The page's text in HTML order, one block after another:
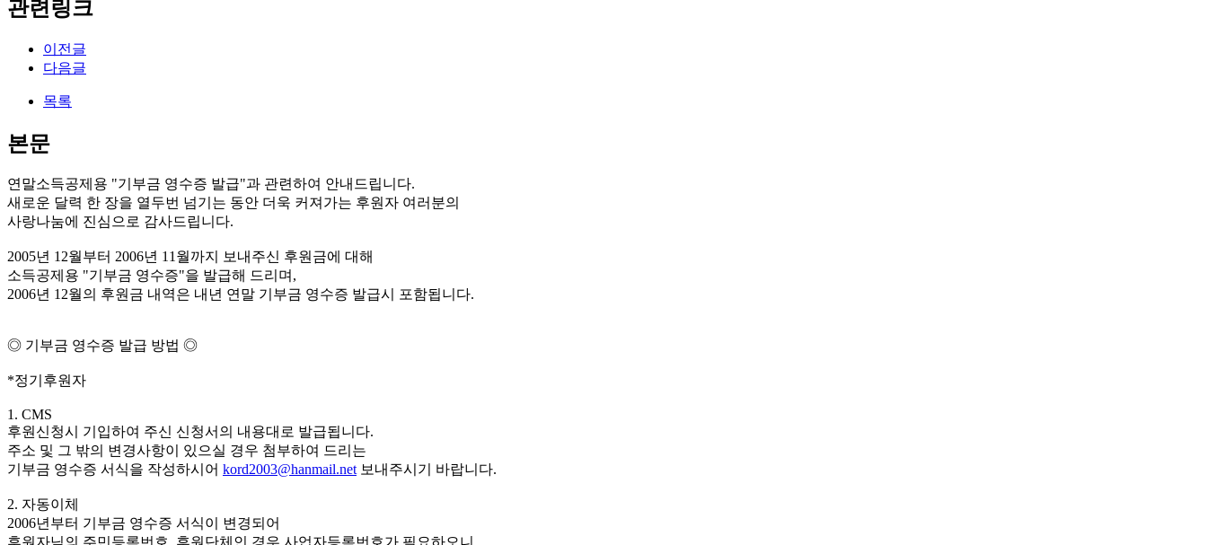
관련링크
이전글
다음글
목록
본문
연말소득공제용 "기부금 영수증 발급"과 관련하여 안내드립니다.
새로운 달력 한 장을 열두번 넘기는 동안 더욱 커져가는 후원자 여러분의
사랑나눔에 진심으로 감사드립니다.
2005년 12월부터 2006년 11월까지 보내주신 후원금에 대해
소득공제용 "기부금 영수증"을 발급해 드리며,
2006년 12월의 후원금 내역은 내년 연말 기부금 영수증 발급시 포함됩니다.
◎ 기부금 영수증 발급 방법 ◎
*정기후원자
1. CMS
후원신청시 기입하여 주신 신청서의 내용대로 발급됩니다.
주소 및 그 밖의 변경사항이 있으실 경우 첨부하여 드리는
기부금 영수증 서식을 작성하시어 kord2003@hanmail.net보내주시기 바랍니다.
2. 자동이체
2006년부터 기부금 영수증 서식이 변경되어